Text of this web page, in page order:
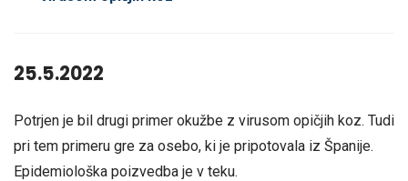
25.5.2022
Potrjen je bil drugi primer okužbe z virusom opičjih koz. Tudi
pri tem primeru gre za osebo, ki je pripotovala iz Španije.
Epidemiološka poizvedba je v teku.